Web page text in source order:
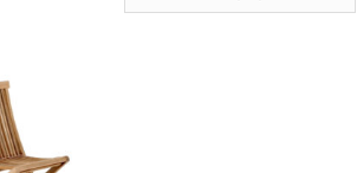
etter